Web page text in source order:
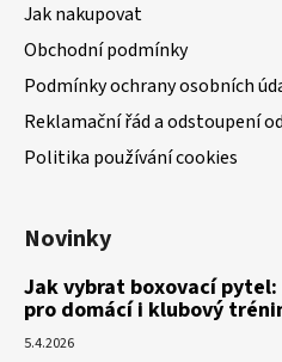
Jak nakupovat
Obchodní podmínky
Podmínky ochrany osobních
Reklamační řád a odstoupení
Politika používání cookies
Novinky
Jak vybrat boxovací
pro domácí i klubový
5.4.2026